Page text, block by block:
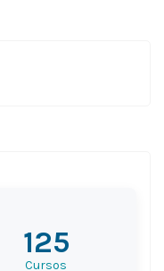
125
Cursos